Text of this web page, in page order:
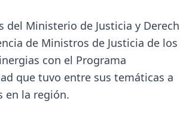
del Ministerio de Justicia y
de Ministros de Justicia de los
con el Programa
que tuvo entre sus temáticas a
en la región.